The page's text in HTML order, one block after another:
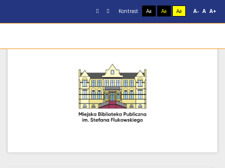
Kontrast Aa Aa Aa A- A A+
Miejska Biblioteka Publiczna im. Stefana